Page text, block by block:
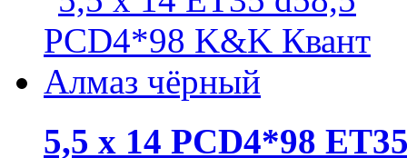
5,5 x 14 PCD4*98